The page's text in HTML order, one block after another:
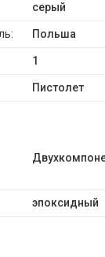
серый
Польша
1
Пистолет
эпоксидный